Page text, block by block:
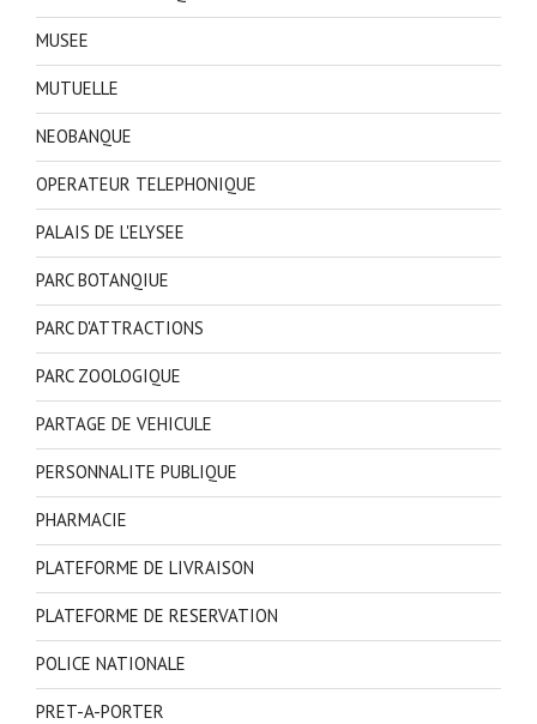
MUSEE
MUTUELLE
NEOBANQUE
OPERATEUR TELEPHONIQUE
PALAIS DE L'ELYSEE
PARC BOTANQIUE
PARC D'ATTRACTIONS
PARC ZOOLOGIQUE
PARTAGE DE VEHICULE
PERSONNALITE PUBLIQUE
PHARMACIE
PLATEFORME DE LIVRAISON
PLATEFORME DE RESERVATION
POLICE NATIONALE
PRET-A-PORTER